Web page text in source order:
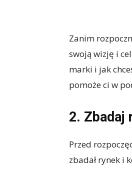
Zanim
swoją wizję i
marki i jak
pomoże ci w
2. Zbadaj
Przed
zbadał rynek i